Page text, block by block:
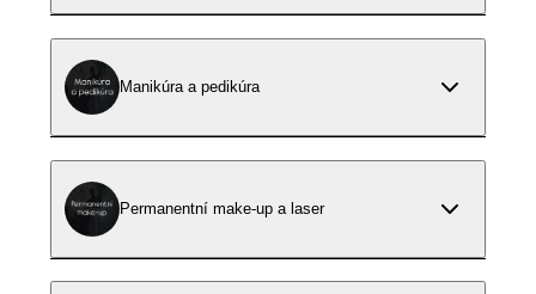
Manikúra a pedikúra
Permanentní make-up a laser